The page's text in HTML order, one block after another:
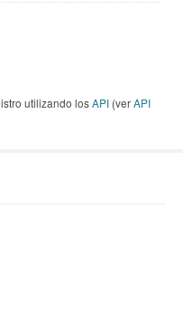
utilizando losAPI (verAPI